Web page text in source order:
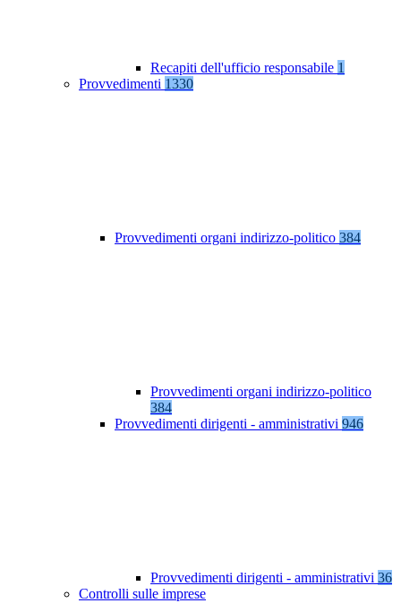
Recapiti dell'ufficio responsabile 1
Provvedimenti 1330
Provvedimenti organi indirizzo-politico 384
Provvedimenti organi indirizzo-politico
384
Provvedimenti dirigenti - amministrativi 946
Provvedimenti dirigenti - amministrativi 36
Controlli sulle imprese